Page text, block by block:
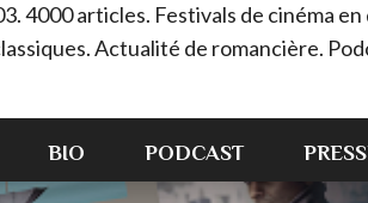
4000 articles. Festivals de cinéma
Actualité de romancière.
BIO PODCAST